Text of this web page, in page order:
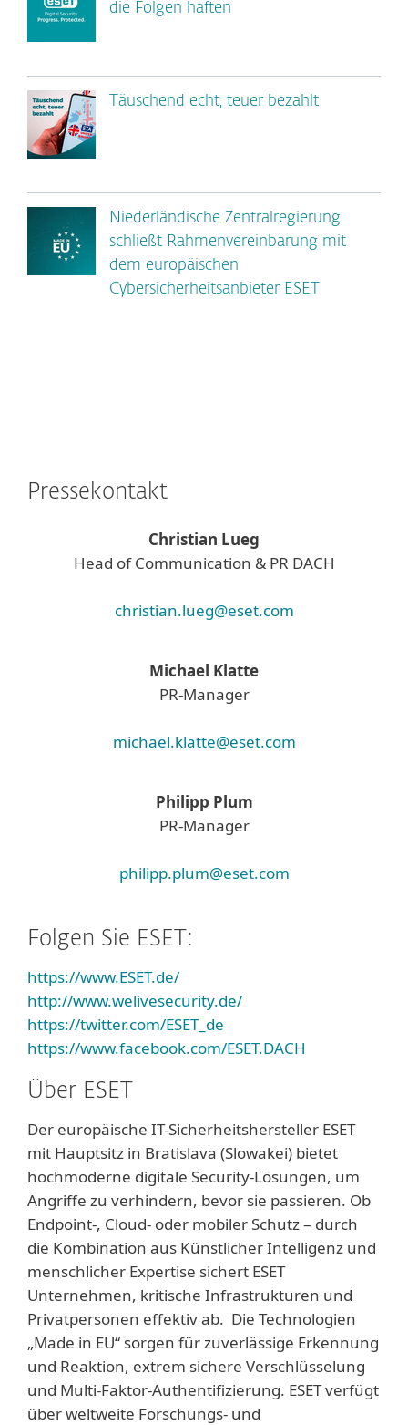
die Folgen haften
Täuschend echt, teuer bezahlt
Niederländische Zentralregierung
schließt Rahmenvereinbarung mit
dem europäischen
Cybersicherheitsanbieter ESET
Pressekontakt
Christian Lueg
Head of Communication & PR DACH
christian.lueg@eset.com
Michael Klatte
PR-Manager
michael.klatte@eset.com
Philipp Plum
PR-Manager
philipp.plum@eset.com
Folgen Sie ESET:
https://www.ESET.de/
http://www.welivesecurity.de/
https://twitter.com/ESET_de
https://www.facebook.com/ESET.DACH
Über ESET
Der europäische IT-Sicherheitshersteller ESET
mit Hauptsitz in Bratislava (Slowakei) bietet
hochmoderne digitale Security-Lösungen, um
Angriffe zu verhindern, bevor sie passieren. Ob
Endpoint-, Cloud- oder mobiler Schutz – durch
die Kombination aus Künstlicher Intelligenz und
menschlicher Expertise sichert ESET
Unternehmen, kritische Infrastrukturen und
Privatpersonen effektiv ab. Die Technologien
„Made in EU“ sorgen für zuverlässige Erkennung
und Reaktion, extrem sichere Verschlüsselung
und Multi-Faktor-Authentifizierung. ESET verfügt
über weltweite Forschungs- und